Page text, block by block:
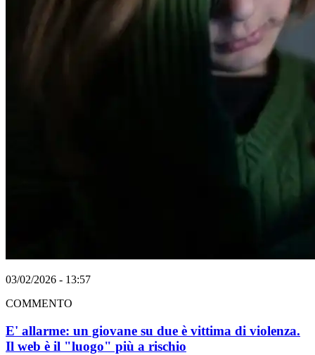
03/02/2026 - 13:57
COMMENTO
E' allarme: un giovane su due è vittima di violenza.
Il web è il "luogo" più a rischio